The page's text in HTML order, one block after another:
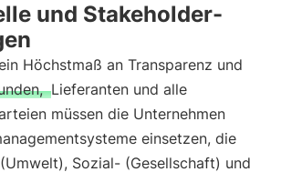
und Stakeholder-
Höchstmaß an Transparenz und
Lieferanten und alle
müssen die Unternehmen
einsetzen, die
Sozial- (Gesellschaft) und